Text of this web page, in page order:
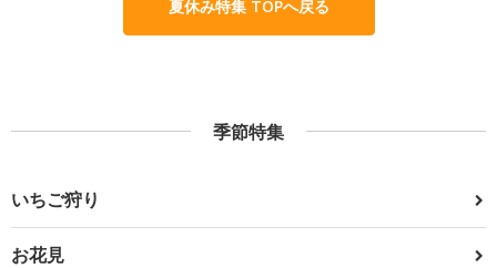
夏休み特集 TOPへ戻る
季節特集
いちご狩り
お花見